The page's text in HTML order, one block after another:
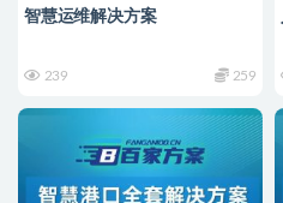
智慧运维解决方案
239 259